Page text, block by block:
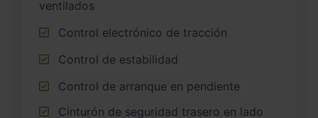
ventilados
Control electrónico de tracción
Control de estabilidad
Control de arranque en pendiente